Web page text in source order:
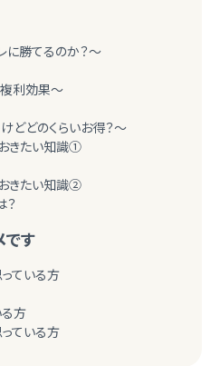
勝てるのか？～
利効果～
どのくらいお得？～
きたい知識①
きたい知識②
？
です
ている方
る方
ている方